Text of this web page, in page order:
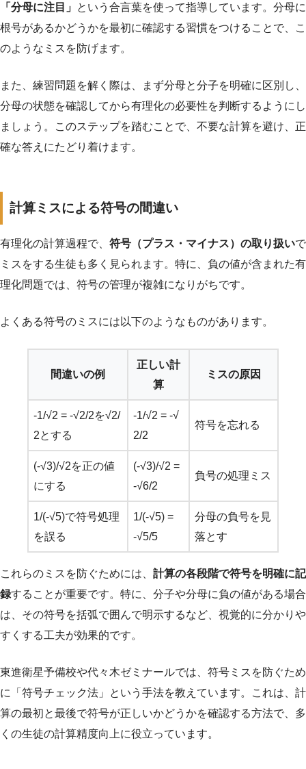
「分母に注目」 という合言葉を使って指導しています。分母に
根号があるかどうかを最初に確認する習慣をつけることで、こ
のようなミスを防げます。
また、練習問題を解く際は、まず分母と分子を明確に区別し、
分母の状態を確認してから有理化の必要性を判断するようにし
ましょう。このステップを踏むことで、不要な計算を避け、正
確な答えにたどり着けます。
計算ミスによる符号の間違い
有理化の計算過程で、 符号（プラス・マイナス）の取り扱いで
ミスをする生徒も多く見られます。特に、負の値が含まれた有
理化問題では、符号の管理が複雑になりがちです。
よくある符号のミスには以下のようなものがあります。
間違いの例
正しい計
算
ミスの原因
-1/√2 = -√2/2を√2/
2とする
-1/√2 = -√
2/2
符号を忘れる
(-√3)/√2を正の値
にする
(-√3)/√2 =
-√6/2
負号の処理ミス
1/(-√5)で符号処理
を誤る
1/(-√5) =
-√5/5
分母の負号を見
落とす
これらのミスを防ぐためには、 計算の各段階で符号を明確に記
録することが重要です。特に、分子や分母に負の値がある場合
は、その符号を括弧で囲んで明示するなど、視覚的に分かりや
すくする工夫が効果的です。
東進衛星予備校や代々木ゼミナールでは、符号ミスを防ぐため
に「符号チェック法」という手法を教えています。これは、計
算の最初と最後で符号が正しいかどうかを確認する方法で、多
くの生徒の計算精度向上に役立っています。